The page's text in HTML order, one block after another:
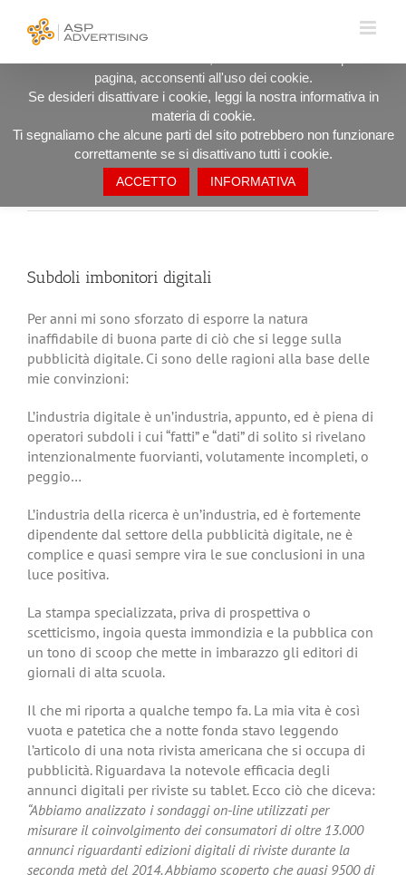
contenuto
Subdoli imbonitori digitali
Precedente
Subdoli imbonitori digitali
Per anni mi sono sforzato di esporre la natura
inaffidabile di buona parte di ciò che si legge sulla
pubblicità digitale. Ci sono delle ragioni alla base delle
mie convinzioni:
L’industria digitale è un’industria, appunto, ed è piena di
operatori subdoli i cui “fatti” e “dati” di solito si rivelano
intenzionalmente fuorvianti, volutamente incompleti, o
peggio…
L’industria della ricerca è un’industria, ed è fortemente
dipendente dal settore della pubblicità digitale, ne è
complice e quasi sempre vira le sue conclusioni in una
luce positiva.
La stampa specializzata, priva di prospettiva o
scetticismo, ingoia questa immondizia e la pubblica con
un tono di scoop che mette in imbarazzo gli editori di
giornali di alta scuola.
Il che mi riporta a qualche tempo fa. La mia vita è così
vuota e patetica che a notte fonda stavo leggendo
l’articolo di una nota rivista americana che si occupa di
pubblicità. Riguardava la notevole efficacia degli
annunci digitali per riviste su tablet. Ecco ciò che diceva:
“Abbiamo analizzato i sondaggi on-line utilizzati per
misurare il coinvolgimento dei consumatori di oltre 13.000
annunci riguardanti edizioni digitali di riviste durante la
seconda metà del 2014. Abbiamo scoperto che quasi 9500 di
UTILIZZIAMO I COOKIE PER OFFRIRTI LA MIGLIORE
ESPERIENZA DI NAVIGAZIONE POSSIBILE.
pagina, acconsenti all'uso dei cookie.
Se desideri disattivare i cookie, leggi la nostra informativa in
materia di cookie.
Ti segnaliamo che alcune parti del sito potrebbero non funzionare
correttamente se si disattivano tutti i cookie.
ACCETTO INFORMATIVA